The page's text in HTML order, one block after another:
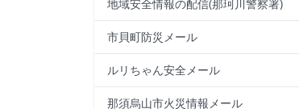
地域安全情報の配信(那珂川警察署)
市貝町防災メール
ルリちゃん安全メール
那須烏山市火災情報メール